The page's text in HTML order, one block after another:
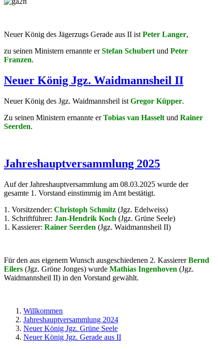
Neuer König des Jägerzugs Gerade aus II istPeter Langer,
zu seinen Ministern ernannte erStefan Schubertund Peter
Franzen.
Neuer König Jgz. Waidmannsheil II
Neuer König des Jgz. Waidmannsheil ist Gregor Küpper.
Zu seinen Ministern ernannte erTobias van Hasselt und Rainer
Seerden.
Jahreshauptversammlung 2025
Auf der Jahreshauptversammlung am 08.03.2025 wurde der
gesamte 1. Vorstand einstimmig im Amt bestätigt.
1. Vorsitzender: Christoph Schmitz (Jgz. Edelweiss)
1. Schriftführer: Jan-Hendrik Koch (Jgz. Grüne Seele)
1. Kassierer: Rainer Seerden (Jgz. Waidmannsheil II)
Für den aus eigenem Wunsch ausgeschiedenen 2. KassiererBernd
Eilers (Jgz. Gröne Jonges) wurde Mathias Ingenhoven (Jgz.
Waidmannsheil II) in den Vorstand gewählt.
Willkommen
Jahreshauptversammlung 2024
Neuer König Jgz. Grüne Seele
Neuer König Jgz. Gerade aus II